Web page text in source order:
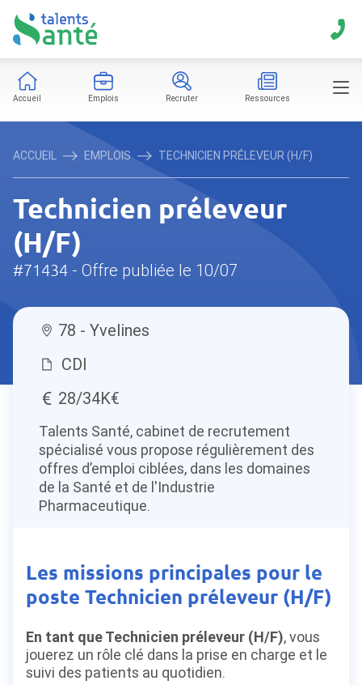
Accueil Emplois Recruter Ressources
ACCUEIL EMPLOIS TECHNICIEN PRÉLEVEUR (H/F)
Technicien préleveur
(H/F)
#71434 - Offre publiée le 10/07
78 - Yvelines
CDI
28/34K€
Talents Santé, cabinet de recrutement
spécialisé vous propose régulièrement des
offres d’emploi ciblées, dans les domaines
de la Santé et de l'Industrie
Pharmaceutique.
Les missions principales pour le
poste Technicien préleveur (H/F)
En tant que Technicien préleveur (H/F), vous
jouerez un rôle clé dans la prise en charge et le
suivi des patients au quotidien.